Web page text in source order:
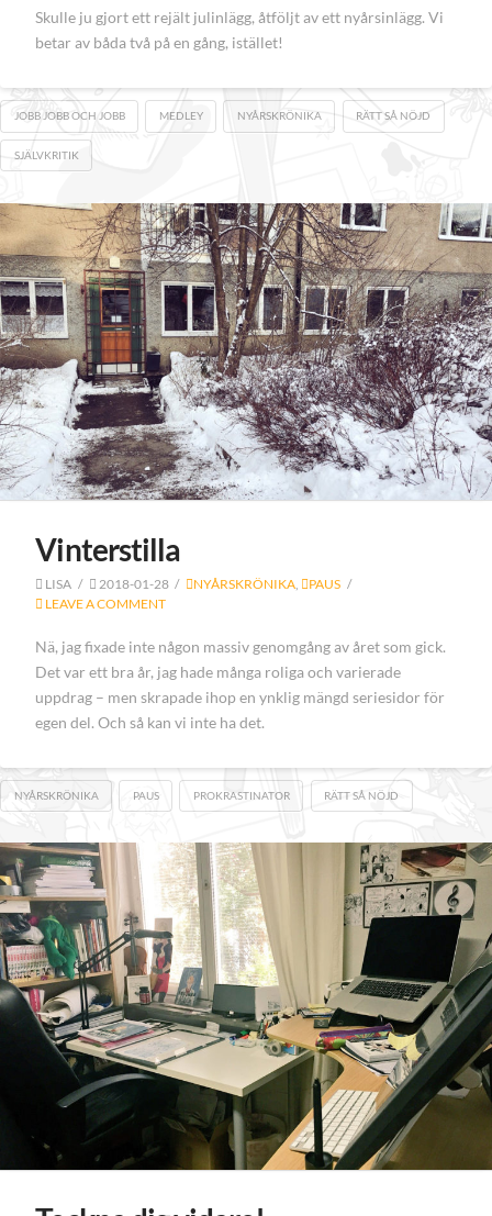
Skulle ju gjort ett rejält julinlägg, åtföljt av ett nyårsinlägg. Vi
betar av båda två på en gång, istället!
JOBB JOBB OCH JOBB MEDLEY NYÅRSKRÖNIKA RÄTT SÅ NÖJD
SJÄLVKRITIK
Vinterstilla
LISA 2018-01-28 NYÅRSKRÖNIKA,
PAUS
LEAVE A COMMENT
Nä, jag fixade inte någon massiv genomgång av året som gick.
Det var ett bra år, jag hade många roliga och varierade
uppdrag – men skrapade ihop en ynklig mängd seriesidor för
egen del. Och så kan vi inte ha det.
NYÅRSKRÖNIKA PAUS PROKRASTINATOR RÄTT SÅ NÖJD